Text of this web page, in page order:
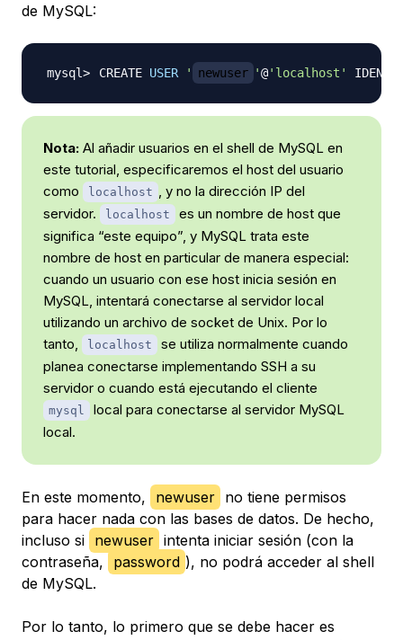
de MySQL:
CREATE USER ' newuser '@'localhost'
Nota: Al añadir usuarios en el shell de MySQL en
este tutorial, especificaremos el host del usuario
como
localhost , y no la dirección IP del
servidor.
localhost
es un nombre de host que
significa “este equipo”, y MySQL trata este
nombre de host en particular de manera especial:
cuando un usuario con ese host inicia sesión en
MySQL, intentará conectarse al servidor local
utilizando un archivo de socket de Unix. Por lo
tanto,
localhost
se utiliza normalmente cuando
planea conectarse implementando SSH a su
servidor o cuando está ejecutando el cliente
mysql
local para conectarse al servidor MySQL
local.
En este momento, newuser no tiene permisos
para hacer nada con las bases de datos. De hecho,
incluso si newuser intenta iniciar sesión (con la
contraseña,
password ), no podrá acceder al shell
de MySQL.
Por lo tanto, lo primero que se debe hacer es